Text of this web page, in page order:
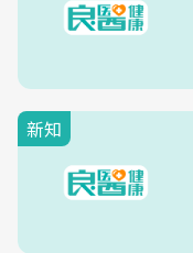
新知